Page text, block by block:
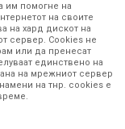
на нашата
точни и прецизни,
ниту една грешка или
на залиха.
Доколку
им помогне на
на своите
на хард дискот на
сервер. Cookies не
или да пренесат
единствено на
на мрежниот сервер
на тнр. сookies е